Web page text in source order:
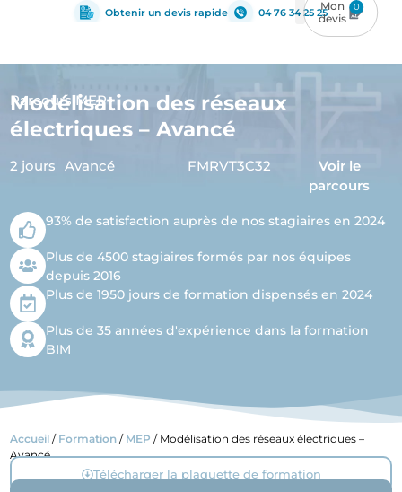
Obtenir un devis rapide 04 76 34 25 25 0
Parcours MEP
Modélisation des réseaux
électriques – Avancé
2 jours Avancé FMRVT3C32
Voir le
parcours
93% de satisfaction auprès de nos stagiaires en 2024
Plus de 4500 stagiaires formés par nos équipes
depuis 2016
Plus de 1950 jours de formation dispensés en 2024
Plus de 35 années d'expérience dans la formation
BIM
Accueil / Formation / MEP / Modélisation des réseaux électriques –
Avancé
Télécharger la plaquette de formation